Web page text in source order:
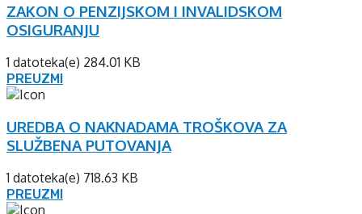
ZAKON O PENZIJSKOM I INVALIDSKOM
OSIGURANJU
1 datoteka(e) 284.01 KB
PREUZMI
UREDBA O NAKNADAMA TROŠKOVA ZA
SLUŽBENA PUTOVANJA
1 datoteka(e) 718.63 KB
PREUZMI